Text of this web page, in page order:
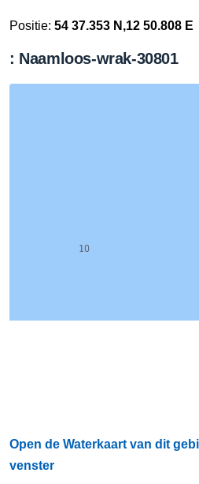
Positie: 54 37.353 N,12 50.808 E
: Naamloos-wrak-30801
Open de Waterkaart van dit
venster